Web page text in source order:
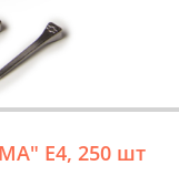
Е4, 250 шт